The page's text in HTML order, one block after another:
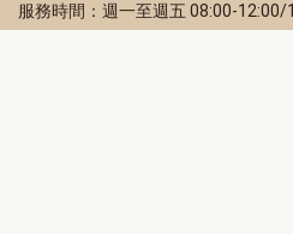
服務時間：週一至週五 08:00-12:00/